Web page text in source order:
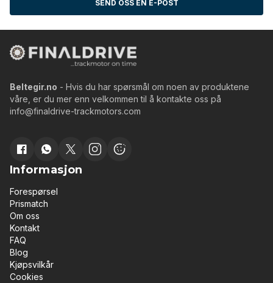
SEND OSS EN E-POST
Beltegir.no - Hvis du har spørsmål om noen av produktene
våre, er du mer enn velkommen til å kontakte oss på
info@finaldrive-trackmotors.com
Informasjon
Forespørsel
Prismatch
Om oss
Kontakt
FAQ
Blog
Kjøpsvilkår
Cookies